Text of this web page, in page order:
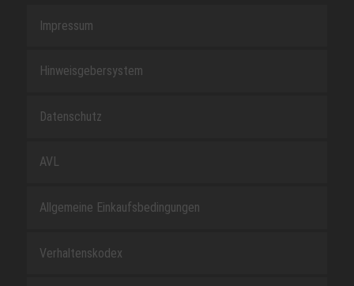
Impressum
Hinweisgebersystem
Datenschutz
AVL
Allgemeine Einkaufsbedingungen
Verhaltenskodex